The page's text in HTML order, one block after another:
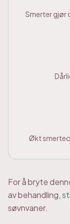
Smerter gjør
Økt
For å bryte
av behandling,
søvnvaner.